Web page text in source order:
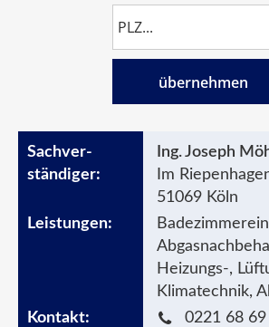
übernehmen
Ing. Joseph
Im
51069 Köln
Heizungs-,
Klimatechnik,
0221 68